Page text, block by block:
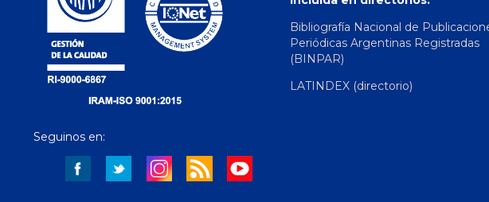
Seguinos en:
Bibliografía Nacional de
Periódicas Argentinas Registradas
(BINPAR)
LATINDEX (directorio)